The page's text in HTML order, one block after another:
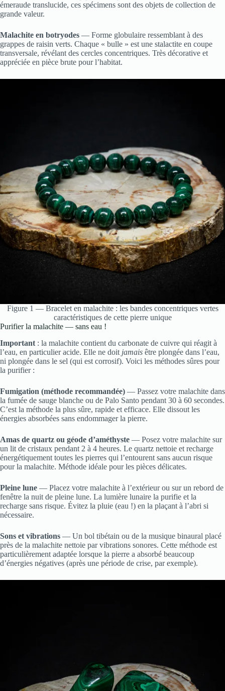
émeraude translucide, ces spécimens sont des objets de collection de
grande valeur.
Malachite en botryodes — Forme globulaire ressemblant à des
grappes de raisin verts. Chaque « bulle » est une stalactite en coupe
transversale, révélant des cercles concentriques. Très décorative et
appréciée en pièce brute pour l’habitat.
Figure 1 — Bracelet en malachite : les bandes concentriques vertes
caractéristiques de cette pierre unique
Purifier la malachite — sans eau !
Important : la malachite contient du carbonate de cuivre qui réagit à
l’eau, en particulier acide. Elle ne doit jamais être plongée dans l’eau,
ni plongée dans le sel (qui est corrosif). Voici les méthodes sûres pour
la purifier :
Fumigation (méthode recommandée) — Passez votre malachite dans
la fumée de sauge blanche ou de Palo Santo pendant 30 à 60 secondes.
C’est la méthode la plus sûre, rapide et efficace. Elle dissout les
énergies absorbées sans endommager la pierre.
Amas de quartz ou géode d’améthyste — Posez votre malachite sur
un lit de cristaux pendant 2 à 4 heures. Le quartz nettoie et recharge
énergétiquement toutes les pierres qui l’entourent sans aucun risque
pour la malachite. Méthode idéale pour les pièces délicates.
Pleine lune — Placez votre malachite à l’extérieur ou sur un rebord de
fenêtre la nuit de pleine lune. La lumière lunaire la purifie et la
recharge sans risque. Évitez la pluie (eau !) en la plaçant à l’abri si
nécessaire.
Sons et vibrations — Un bol tibétain ou de la musique binaural placé
près de la malachite nettoie par vibrations sonores. Cette méthode est
particulièrement adaptée lorsque la pierre a absorbé beaucoup
d’énergies négatives (après une période de crise, par exemple).